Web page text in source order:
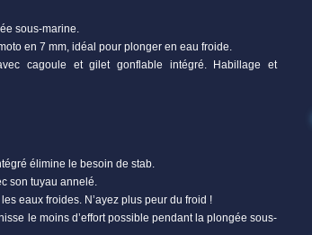
sous-marine.
en 7 mm, idéal pour plonger en eau froide.
cagoule et gilet gonflable intégré. Habillage et
élimine le besoin de stab.
son tuyau annelé.
eaux froides. N’ayez plus peur du froid !
le moins d’effort possible pendant la plongée sous-